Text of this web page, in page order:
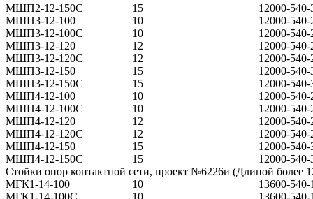
МШП2-12-150С
15
12000-540-
МШП3-12-100
10
12000-540-
МШП3-12-100С
10
12000-540-
МШП3-12-120
12
12000-540-
МШП3-12-120С
12
12000-540-
МШП3-12-150
15
12000-540-
МШП3-12-150С
15
12000-540-
МШП4-12-100
10
12000-540-
МШП4-12-100С
10
12000-540-
МШП4-12-120
12
12000-540-
МШП4-12-120С
12
12000-540-
МШП4-12-150
15
12000-540-
МШП4-12-150С
15
12000-540-
Стойки опор контактной сети, проект №6226и (Длиной более
МГК1-14-100
10
13600-540-
МГК1-14-100С
10
13600-540-